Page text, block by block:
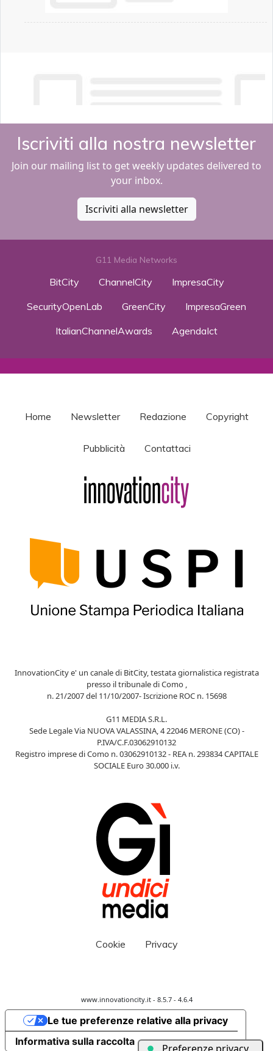
Iscriviti alla nostra newsletter
Join our mailing list to get weekly updates delivered to
your inbox.
Iscriviti alla newsletter
G11 Media Networks
BitCity ChannelCity
ImpresaCity
SecurityOpenLab
GreenCity
ImpresaGreen
ItalianChannelAwards
AgendaIct
Home Newsletter Redazione Copyright
Pubblicità Contattaci
InnovationCity e' un canale di BitCity, testata giornalistica registrata
presso il tribunale di Como ,
n. 21/2007 del 11/10/2007- Iscrizione ROC n. 15698
G11 MEDIA S.R.L.
Sede Legale Via NUOVA VALASSINA, 4 22046 MERONE (CO) -
P.IVA/C.F.03062910132
Registro imprese di Como n. 03062910132 - REA n. 293834 CAPITALE
SOCIALE Euro 30.000 i.v.
Cookie Privacy
www.innovationcity.it - 8.5.7 - 4.6.4
Informativa sulla raccolta
Le tue preferenze relative alla privacy